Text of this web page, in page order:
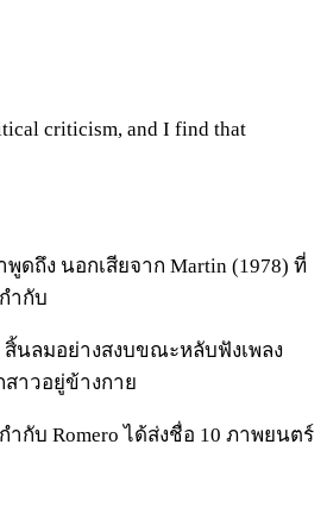
criticism, and I find that
ดถึง นอกเสียจาก Martin (1978) ที่
ำกับ
สิ้นลมอย่างสงบขณะหลับฟังเพลง
สาวอยู่ข้างกาย
ำกับ Romero ได้ส่งชื่อ 10 ภาพยนตร์